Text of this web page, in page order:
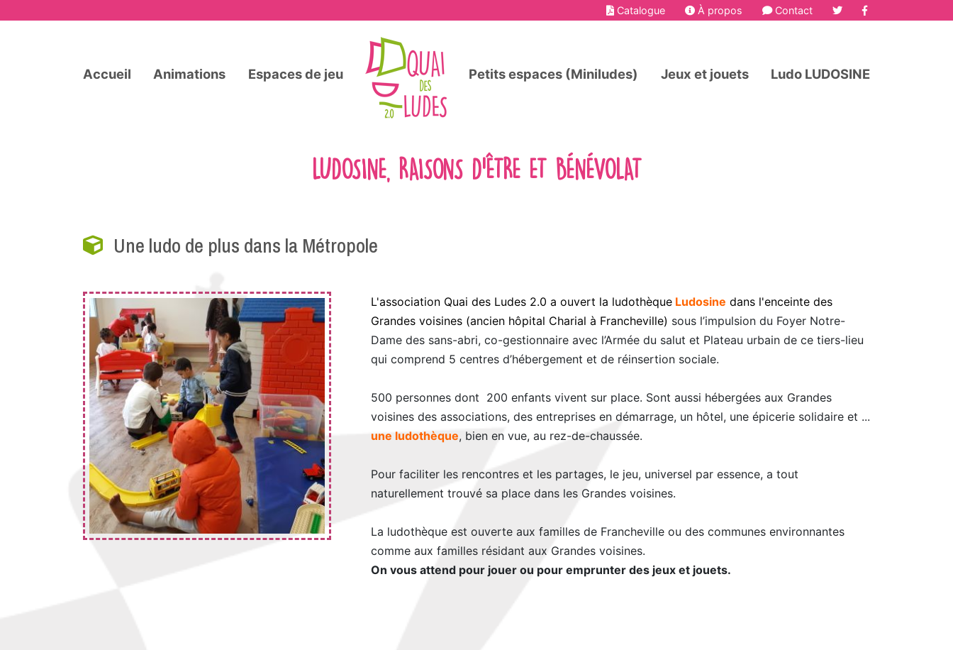
Catalogue À propos Contact
Accueil Animations Espaces de jeu Petits espaces (Miniludes) Jeux et jouets Ludo LUDOSINE
LUDOSINE, RAISONS D'ÊTRE ET BÉNÉVOLAT
Une ludo de plus dans la Métropole
L'association Quai des Ludes 2.0 a ouvert la ludothèque Ludosine dans l'enceinte des
Grandes voisines (ancien hôpital Charial à Francheville) sous l’impulsion du Foyer Notre-
Dame des sans-abri, co-gestionnaire avec l’Armée du salut et Plateau urbain de ce tiers-lieu
qui comprend 5 centres d’hébergement et de réinsertion sociale.
500 personnes dont 200 enfants vivent sur place. Sont aussi hébergées aux Grandes
voisines des associations, des entreprises en démarrage, un hôtel, une épicerie solidaire et ...
une ludothèque, bien en vue, au rez-de-chaussée.
Pour faciliter les rencontres et les partages, le jeu, universel par essence, a tout
naturellement trouvé sa place dans les Grandes voisines.
La ludothèque est ouverte aux familles de Francheville ou des communes environnantes
comme aux familles résidant aux Grandes voisines.
On vous attend pour jouer ou pour emprunter des jeux et jouets.